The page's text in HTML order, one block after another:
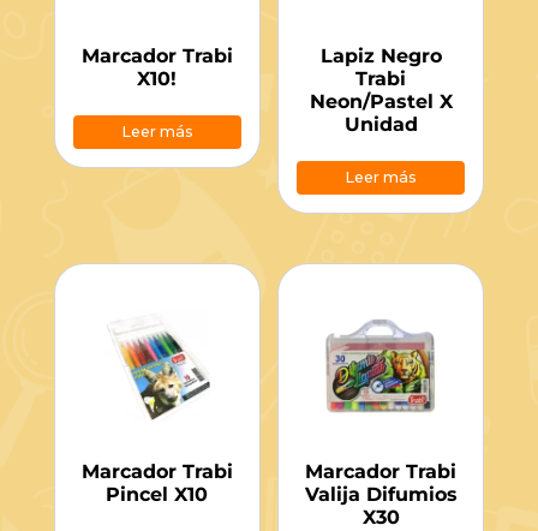
Marcador Trabi
X10!
Leer más
Lapiz Negro
Trabi
Neon/Pastel X
Unidad
Leer más
Marcador Trabi
Pincel X10
Marcador Trabi
Valija Difumios
X30